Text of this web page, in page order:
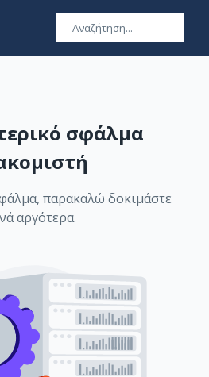
σφάλμα
παρακαλώ δοκιμάστε
αργότερα.